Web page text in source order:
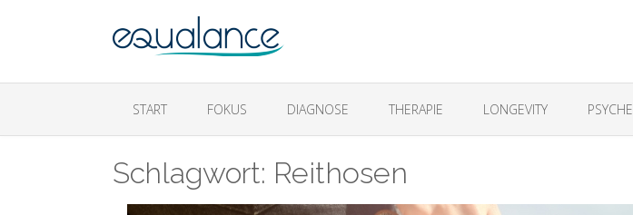
START FOKUS DIAGNOSE THERAPIE LONGEVITY PSYCHE
Schlagwort: Reithosen